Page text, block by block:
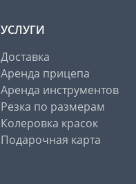
УСЛУГИ
Доставка
Аренда прицепа
Аренда инструментов
Резка по размерам
Колеровка красок
Подарочная карта